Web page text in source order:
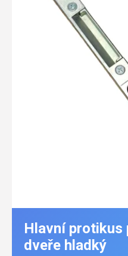
Hlavní protikus
dveře hladký